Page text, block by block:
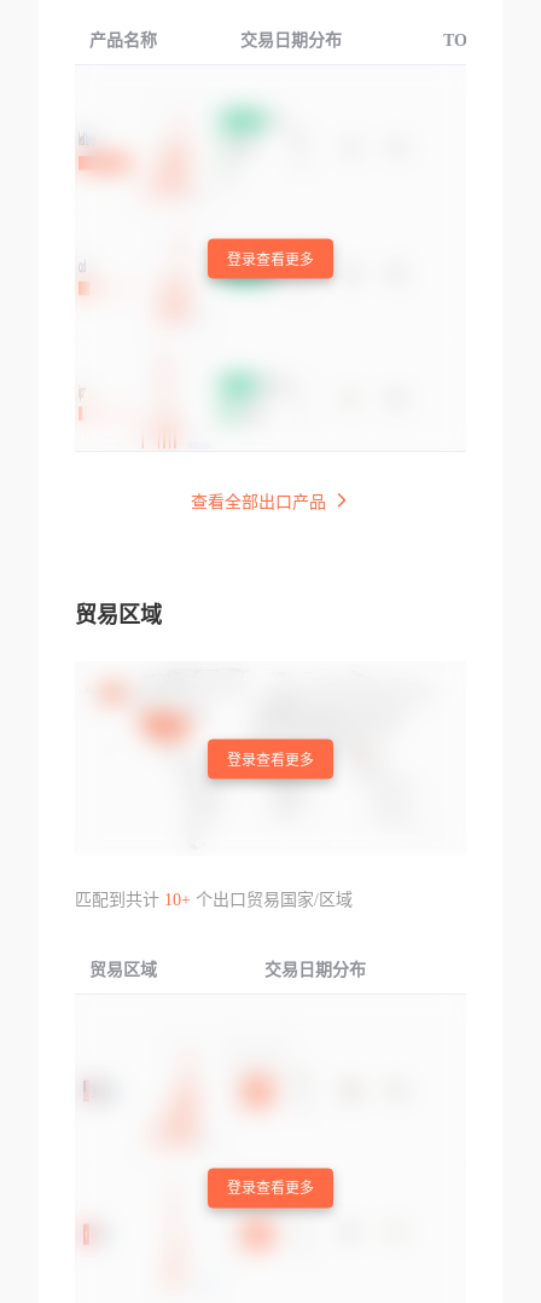
产品名称 交易日期分布 TOP3交易国
登录查看更多
查看全部出口产品
贸易区域
登录查看更多
匹配到共计 10+个出口贸易国家/区域
贸易区域 交易日期分布
登录查看更多